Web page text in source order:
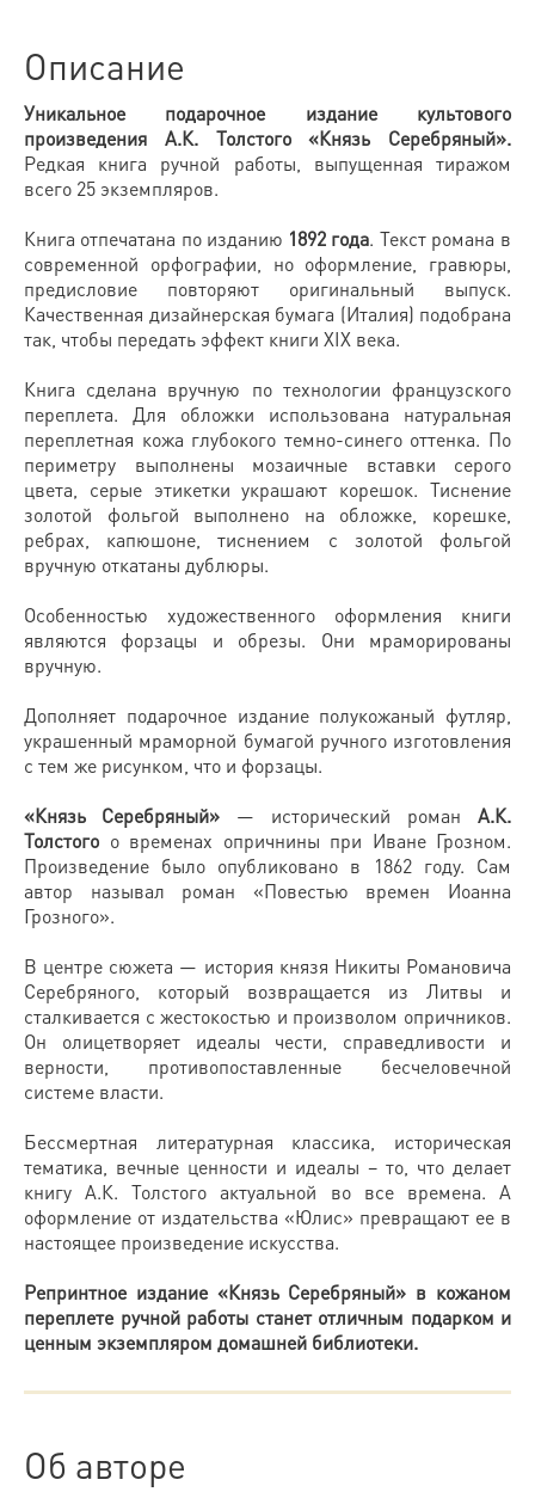
Описание
Уникальное подарочное издание культового
произведения А.К. Толстого «Князь Серебряный».
Редкая книга ручной работы, выпущенная тиражом
всего 25 экземпляров.
Книга отпечатана по изданию 1892 года. Текст романа в
современной орфографии, но оформление, гравюры,
предисловие повторяют оригинальный выпуск.
Качественная дизайнерская бумага (Италия) подобрана
так, чтобы передать эффект книги XIX века.
Книга сделана вручную по технологии французского
переплета. Для обложки использована натуральная
переплетная кожа глубокого темно-синего оттенка. По
периметру выполнены мозаичные вставки серого
цвета, серые этикетки украшают корешок. Тиснение
золотой фольгой выполнено на обложке, корешке,
ребрах, капюшоне, тиснением с золотой фольгой
вручную откатаны дублюры.
Особенностью художественного оформления книги
являются форзацы и обрезы. Они мраморированы
вручную.
Дополняет подарочное издание полукожаный футляр,
украшенный мраморной бумагой ручного изготовления
с тем же рисунком, что и форзацы.
«Князь Серебряный» — исторический роман А.К.
Толстого о временах опричнины при Иване Грозном.
Произведение было опубликовано в 1862 году. Сам
автор называл роман «Повестью времен Иоанна
Грозного».
В центре сюжета — история князя Никиты Романовича
Серебряного, который возвращается из Литвы и
сталкивается с жестокостью и произволом опричников.
Он олицетворяет идеалы чести, справедливости и
верности, противопоставленные бесчеловечной
системе власти.
Бессмертная литературная классика, историческая
тематика, вечные ценности и идеалы – то, что делает
книгу А.К. Толстого актуальной во все времена. А
оформление от издательства «Юлис» превращают ее в
настоящее произведение искусства.
Репринтное издание «Князь Серебряный» в кожаном
переплете ручной работы станет отличным подарком и
ценным экземпляром домашней библиотеки.
Об авторе